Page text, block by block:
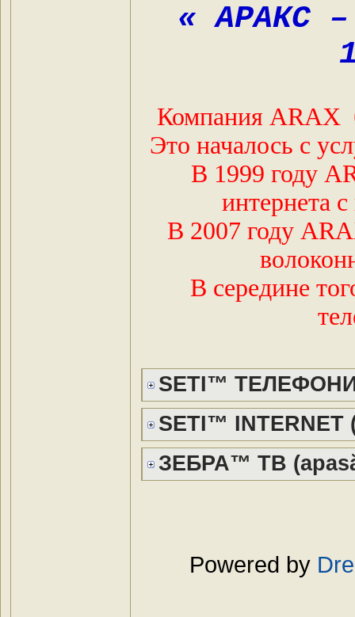
« АРАКС
Компания ARAX
Это началось с
В 1999 году
интернета
В 2007 году
В середине
SETI™
SETI™ INTERNET
ЗЕБРА™ ТВ
Powered by